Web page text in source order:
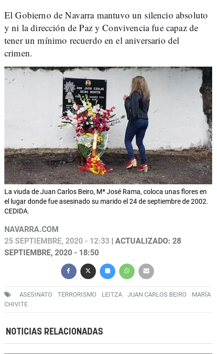
El Gobierno de Navarra mantuvo un silencio absoluto
y ni la dirección de Paz y Convivencia fue capaz de
tener un mínimo recuerdo en el aniversario del
crimen.
La viuda de Juan Carlos Beiro, Mª José Rama, coloca unas flores en
el lugar donde fue asesinado su marido el 24 de septiembre de 2002.
CEDIDA.
NAVARRA.COM
25 SEPTIEMBRE, 2020 - 12:33 | ACTUALIZADO: 28
SEPTIEMBRE, 2020 - 18:50
ASESINATO TERRORISMO LEITZA JUAN CARLOS BEIRO
MARÍA
CHIVITE
NOTICIAS RELACIONADAS